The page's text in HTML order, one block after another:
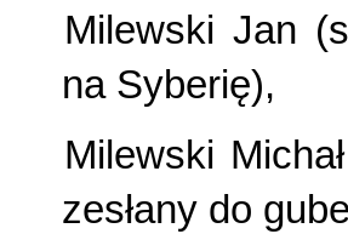
Milewski Jan
na Syberię),
Milewski
zesłany do